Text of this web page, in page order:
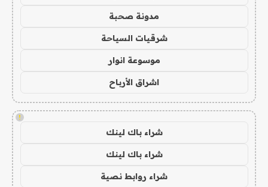
مدونة صحبة
شرقيات السياحة
موسوعة انوار
اشراق الأرباح
!
شراء باك لينك
شراء باك لينك
شراء روابط نصية